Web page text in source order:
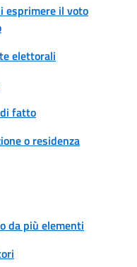
esprimere il voto
elettorali
fatto
o residenza
da più elementi